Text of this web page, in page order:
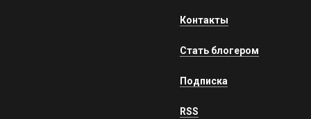
Контакты
Стать блогером
Подписка
RSS